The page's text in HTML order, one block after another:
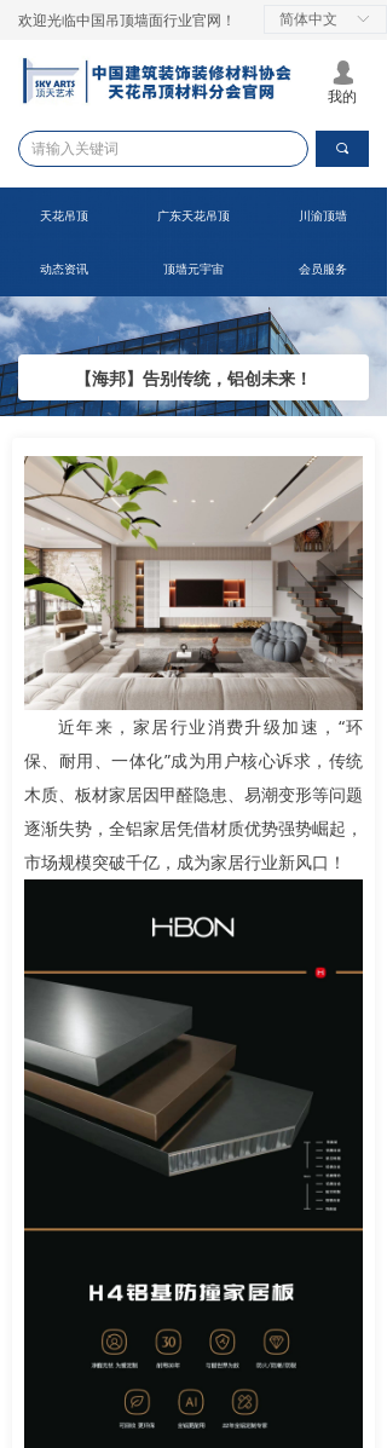
끠
欢迎光临中国吊顶墙面行业官网！ ꀅ
简体中文
天花吊顶 广东天花吊顶 川渝顶墙
动态资讯 顶墙元宇宙 会员服务
넙
我的
近年来，家居行业消费升级加速，“环
保、耐用、一体化”成为用户核心诉求，传统
木质、板材家居因甲醛隐患、易潮变形等问题
逐渐失势，全铝家居凭借材质优势强势崛起，
市场规模突破千亿，成为家居行业新风口！
【海邦】告别传统，铝创未来！